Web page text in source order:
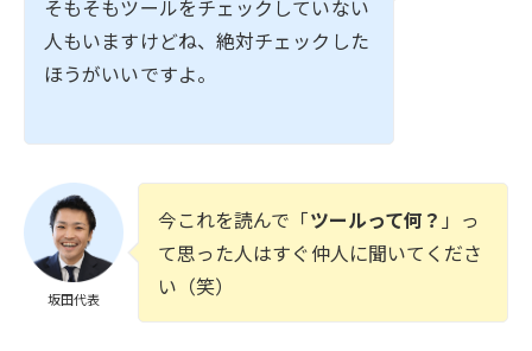
そもそもツールをチェックしていない
人もいますけどね、絶対チェックした
ほうがいいですよ。
坂田代表
今これを読んで「ツールって何？ 」っ
て思った人はすぐ仲人に聞いてくださ
い（笑）